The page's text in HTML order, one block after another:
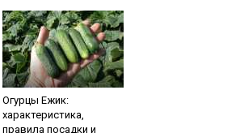
Огурцы Ежик:
характеристика,
правила посадки и